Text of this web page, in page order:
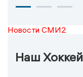
Новости СМИ2
Наш Хоккей